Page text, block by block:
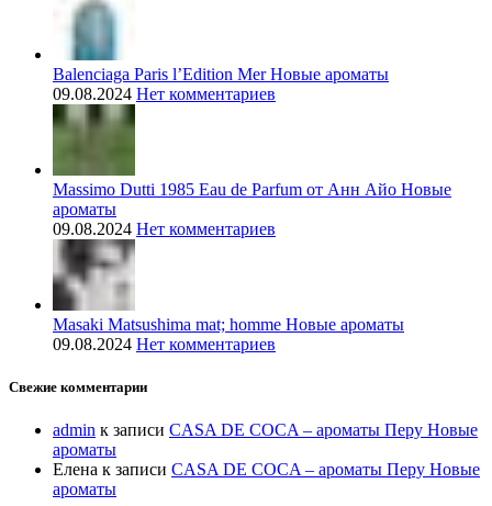
Balenciaga Paris l’Edition Mer Новые ароматы
09.08.2024 Нет комментариев
Massimo Dutti 1985 Eau de Parfum от Анн Айо Новые
ароматы
09.08.2024 Нет комментариев
Masaki Matsushima mat; homme Новые ароматы
09.08.2024 Нет комментариев
Свежие комментарии
admin к записи CASA DE COCA – ароматы Перу Новые
ароматы
Елена к записи CASA DE COCA – ароматы Перу Новые
ароматы